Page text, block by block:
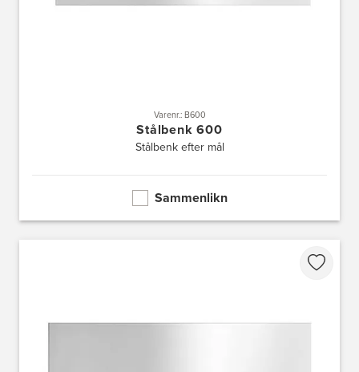
Varenr.: B600
Stålbenk 600
Stålbenk efter mål
Sammenlikn